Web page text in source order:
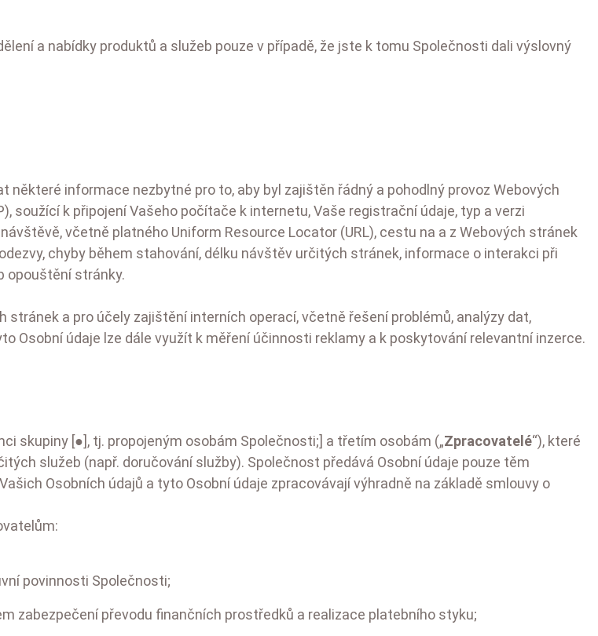
a nabídky produktů a služeb pouze v případě, že jste k tomu Společnosti dali výslovný
informace nezbytné pro to, aby byl zajištěn řádný a pohodlný provoz Webových
k připojení Vašeho počítače k internetu, Vaše registrační údaje, typ a verzi
včetně platného Uniform Resource Locator (URL), cestu na a z Webových stránek
chyby během stahování, délku návštěv určitých stránek, informace o interakci při
opouštění stránky.
a pro účely zajištění interních operací, včetně řešení problémů, analýzy dat,
údaje lze dále využít k měření účinnosti reklamy a k poskytování relevantní inzerce.
skupiny [●], tj. propojeným osobám Společnosti;] a třetím osobám („Zpracovatelé“), které
služeb (např. doručování služby). Společnost předává Osobní údaje pouze těm
Osobních údajů a tyto Osobní údaje zpracovávají výhradně na základě smlouvy o
povinnosti Společnosti;
zabezpečení převodu finančních prostředků a realizace platebního styku;